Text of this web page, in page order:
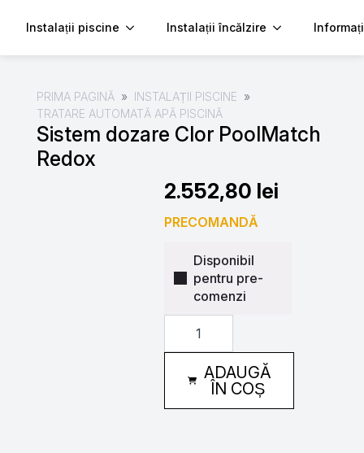
Instalații piscine Instalații încălzire
PRIMA PAGINĂ
INSTALAȚII PISCINE
TRATARE AUTOMATĂ APĂ PISCINĂ
Sistem dozare Clor PoolMatch
Redox
2.552,80 lei
PRECOMANDĂ
Disponibil
pentru pre-
comenzi
Cantitate
Sistem
PoolMatch
Redox
ADAUGĂ
ÎN COȘ